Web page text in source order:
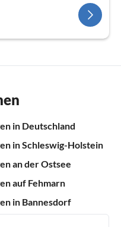
in Deutschland
in Schleswig-Holstein
an der Ostsee
auf Fehmarn
in Bannesdorf